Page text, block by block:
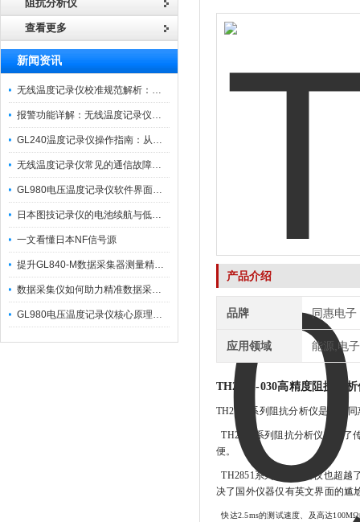
阻抗分析仪
查看更多
新闻资讯
无线温度记录仪校准规范解析：从多点比对到不确定度评定的实操流程
报警功能详解：无线温度记录仪的阈值设定与通知机制
GL240温度记录仪操作指南：从开箱、接线到数据导出的标准化流程
无线温度记录仪常见的通信故障诊断与排除指南
GL980电压温度记录仪软件界面功能与使用技巧
日本图技记录仪的电池续航与低功耗模式适用场景分析
一文看懂日本NF信号源
提升GL840-M数据采集器测量精度的操作秘籍
数据采集仪如何助力精准数据采集与分析？​
GL980电压温度记录仪核心原理及行业应用
产品介绍
品牌 同惠电子
应用领域 能源,电
TH2851-030高精度阻抗分析
TH2851系列阻抗分析仪是常州
TH2851系列阻抗分析仪改变了
便。
TH2851系列阻抗分析仪也超越
决了国外仪器仅有英文界面的尴
快达2.5ms的测试速度、及高达